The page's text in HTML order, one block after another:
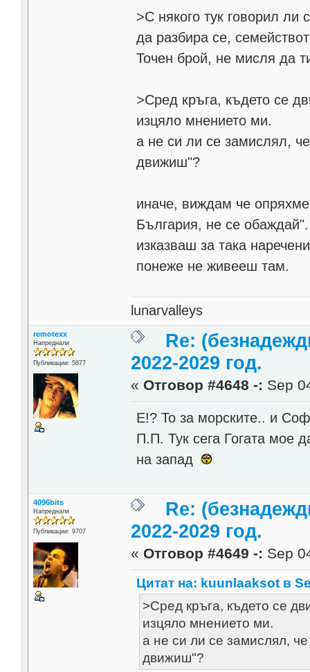
>С някого тук говорил ли
да разбира се,
Точен брой, не мисля да
>Сред кръга, където се
изцяло мнението ми.
а не си ли се замислял,
движиш"?
иначе, виждам че
България, не се
изказваш за така
понеже не живееш там.
lunarvalleys
remotexx
Напреднали
Публикации: 5877
Re:
2022-2029 год.
« Отговор #4648 -: Sep
E!? То за морските.. и
П.П. Тук сега Гогата мое
на запад
4096bits
Напреднали
Публикации: 9707
Re:
2022-2029 год.
« Отговор #4649 -: Sep
Цитат на: kuunlaaksot в
>Сред кръга, където се
изцяло мнението ми.
а не си ли се замислял,
движиш"?